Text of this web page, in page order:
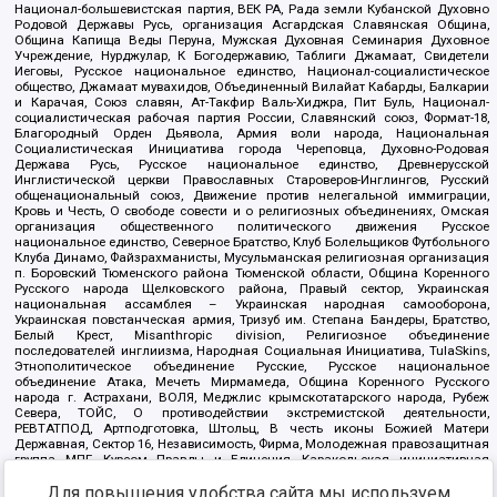
Национал-большевистская партия, ВЕК РА, Рада земли Кубанской Духовно
Родовой Державы Русь, организация Асгардская Славянская Община,
Община Капища Веды Перуна, Мужская Духовная Семинария Духовное
Учреждение, Нурджулар, К Богодержавию, Таблиги Джамаат, Свидетели
Иеговы, Русское национальное единство, Национал-социалистическое
общество, Джамаат мувахидов, Объединенный Вилайат Кабарды, Балкарии
и Карачая, Союз славян, Ат-Такфир Валь-Хиджра, Пит Буль, Национал-
социалистическая рабочая партия России, Славянский союз, Формат-18,
Благородный Орден Дьявола, Армия воли народа, Национальная
Социалистическая Инициатива города Череповца, Духовно-Родовая
Держава Русь, Русское национальное единство, Древнерусской
Инглистической церкви Православных Староверов-Инглингов, Русский
общенациональный союз, Движение против нелегальной иммиграции,
Кровь и Честь, О свободе совести и о религиозных объединениях, Омская
организация общественного политического движения Русское
национальное единство, Северное Братство, Клуб Болельщиков Футбольного
Клуба Динамо, Файзрахманисты, Мусульманская религиозная организация
п. Боровский Тюменского района Тюменской области, Община Коренного
Русского народа Щелковского района, Правый сектор, Украинская
национальная ассамблея – Украинская народная самооборона,
Украинская повстанческая армия, Тризуб им. Степана Бандеры, Братство,
Белый Крест, Misanthropic division, Религиозное объединение
последователей инглиизма, Народная Социальная Инициатива, TulaSkins,
Этнополитическое объединение Русские, Русское национальное
объединение Атака, Мечеть Мирмамеда, Община Коренного Русского
народа г. Астрахани, ВОЛЯ, Меджлис крымскотатарского народа, Рубеж
Севера, ТОЙС, О противодействии экстремистской деятельности,
РЕВТАТПОД, Артподготовка, Штольц, В честь иконы Божией Матери
Державная, Сектор 16, Независимость, Фирма, Молодежная правозащитная
группа МПГ, Курсом Правды и Единения, Каракольская инициативная
Благотворительный пансионат Ак Умут, Русская республика Русь,